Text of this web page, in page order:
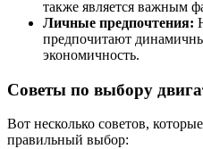
также является важным
Личные предпочтения:
предпочитают
экономичность.
Советы по выбору
Вот несколько советов,
правильный выбор: